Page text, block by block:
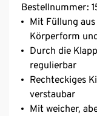
Bestellnummer:
Mit Füllung
Körperform
Durch die
regulierbar
Rechteckiges
verstaubar
Mit weicher,